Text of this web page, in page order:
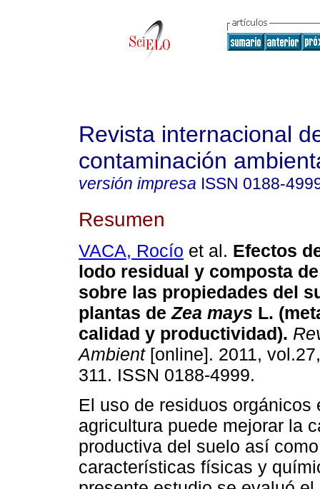
Revista internacional
contaminación
versión impresa ISSN 0188-
Resumen
VACA, Rocío et al. Efectos
lodo residual y composta
sobre las propiedades del
plantas deZea mays L.
calidad y productividad).
Ambient[online]. 2011,
311. ISSN 0188-4999.
El uso de residuos orgánicos
agricultura puede mejorar la
productiva del suelo así
características físicas y